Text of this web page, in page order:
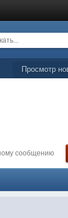
Просмотр
сообщению